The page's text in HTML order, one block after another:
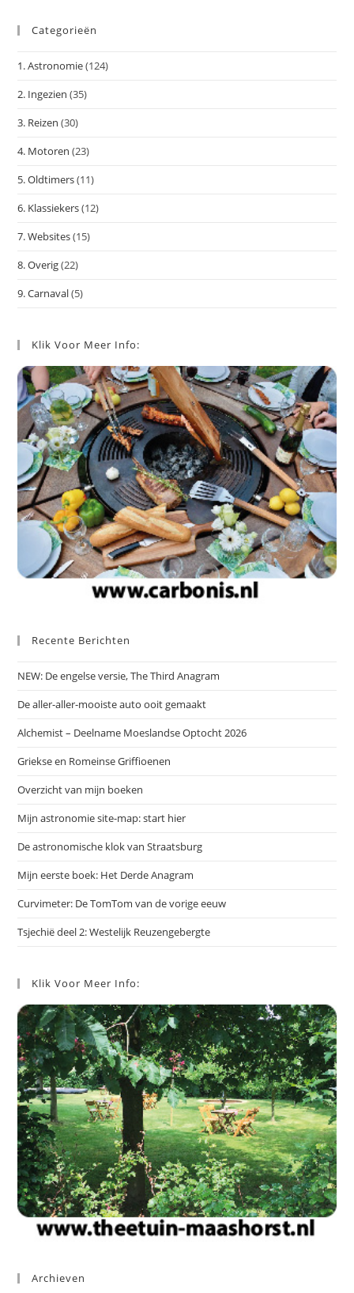
Categorieën
1. Astronomie(124)
2. Ingezien (35)
3. Reizen (30)
4. Motoren (23)
5. Oldtimers(11)
6. Klassiekers(12)
7. Websites(15)
8. Overig(22)
9. Carnaval(5)
Klik Voor Meer Info:
Recente Berichten
NEW: De engelse versie, The Third Anagram
De aller-aller-mooiste auto ooit gemaakt
Alchemist – Deelname Moeslandse Optocht 2026
Griekse en Romeinse Griffioenen
Overzicht van mijn boeken
Mijn astronomie site-map: start hier
De astronomische klok van Straatsburg
Mijn eerste boek: Het Derde Anagram
Curvimeter: De TomTom van de vorige eeuw
Tsjechië deel 2: Westelijk Reuzengebergte
Klik Voor Meer Info:
Archieven